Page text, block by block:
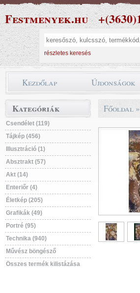
Festmenyek.hu
részletes keresés
Kezdőlap Újdonságok
Kategóriák
Csendélet (119)
Tájkép (456)
Illusztráció (1)
Absztrakt (57)
Akt (14)
Enteriőr (4)
Életkép (205)
Grafikák (49)
Portré (95)
Technika (940)
Művész böngésző
Összes termék kilistázása
Főoldal »